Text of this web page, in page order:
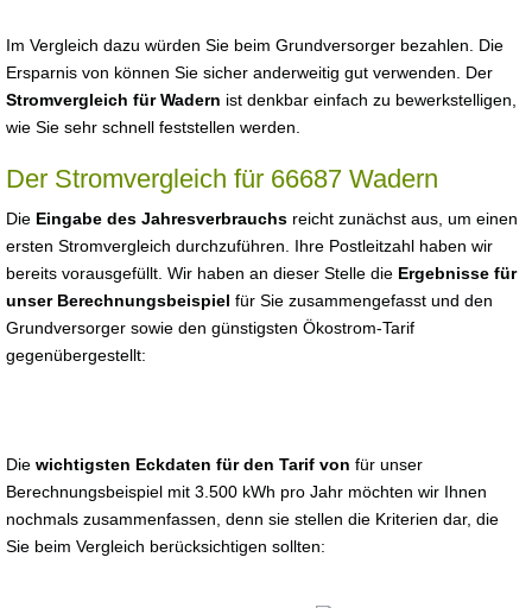
Im Vergleich dazu würden Sie beim Grundversorger bezahlen. Die
Ersparnis von können Sie sicher anderweitig gut verwenden. Der
Stromvergleich für Wadern ist denkbar einfach zu bewerkstelligen,
wie Sie sehr schnell feststellen werden.
Der Stromvergleich für 66687 Wadern
Die Eingabe des Jahresverbrauchs reicht zunächst aus, um einen
ersten Stromvergleich durchzuführen. Ihre Postleitzahl haben wir
bereits vorausgefüllt. Wir haben an dieser Stelle die Ergebnisse für
unser Berechnungsbeispiel für Sie zusammengefasst und den
Grundversorger sowie den günstigsten Ökostrom-Tarif
gegenübergestellt:
Die wichtigsten Eckdaten für den Tarif von für unser
Berechnungsbeispiel mit 3.500 kWh pro Jahr möchten wir Ihnen
nochmals zusammenfassen, denn sie stellen die Kriterien dar, die
Sie beim Vergleich berücksichtigen sollten: